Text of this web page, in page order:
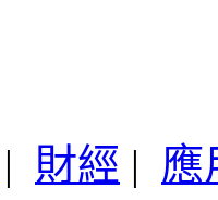
| 財經 | 應